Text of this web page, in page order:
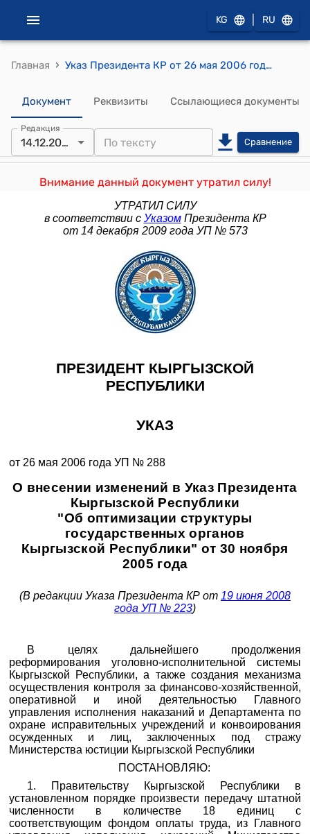
KG RU
Главная › Указ Президента КР от 26 мая 2006 года № 288 "О внесении изменений в Указ Президента Кыргызской Республики "Об оптимизации структуры государственных органов Кыргызской Республики" от 30 ноября 2005 года"
Документ Реквизиты Ссылающиеся документы
Редакция
14.12.2009 Сравнение
Внимание данный документ утратил силу!